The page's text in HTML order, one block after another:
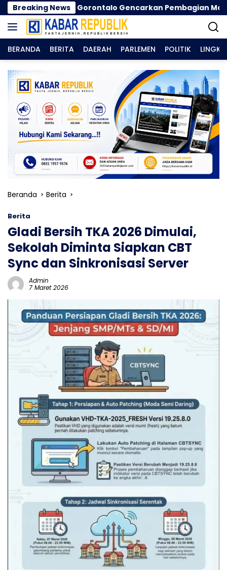
Langsung
ke
konten
Breaking News
Gorontalo Gencarkan Pembagian Masker
BERANDA BERITA DAERAH PARLEMEN POLITIK
Beranda Berita
Berita
Gladi Bersih TKA 2026 Dimulai,
Sekolah Diminta Siapkan CBT
Sync dan Sinkronisasi Server
Admin
7 Maret 2026